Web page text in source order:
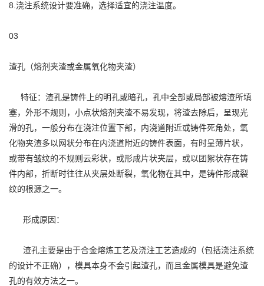
8.浇注系统设计要准确，选择适宜的浇注温度。
03
渣孔（熔剂夹渣或金属氧化物夹渣）
特征：渣孔是铸件上的明孔或暗孔，孔中全部或局部被熔渣所填
塞，外形不规则，小点状熔剂夹渣不易发现，将渣去除后，呈现光
滑的孔，一般分布在浇注位置下部，内浇道附近或铸件死角处，氧
化物夹渣多以网状分布在内浇道附近的铸件表面，有时呈薄片状，
或带有皱纹的不规则云彩状，或形成片状夹层，或以团絮状存在铸
件内部，折断时往往从夹层处断裂，氧化物在其中，是铸件形成裂
纹的根源之一。
形成原因：
渣孔主要是由于合金熔炼工艺及浇注工艺造成的（包括浇注系统
的设计不正确），模具本身不会引起渣孔，而且金属模具是避免渣
孔的有效方法之一。